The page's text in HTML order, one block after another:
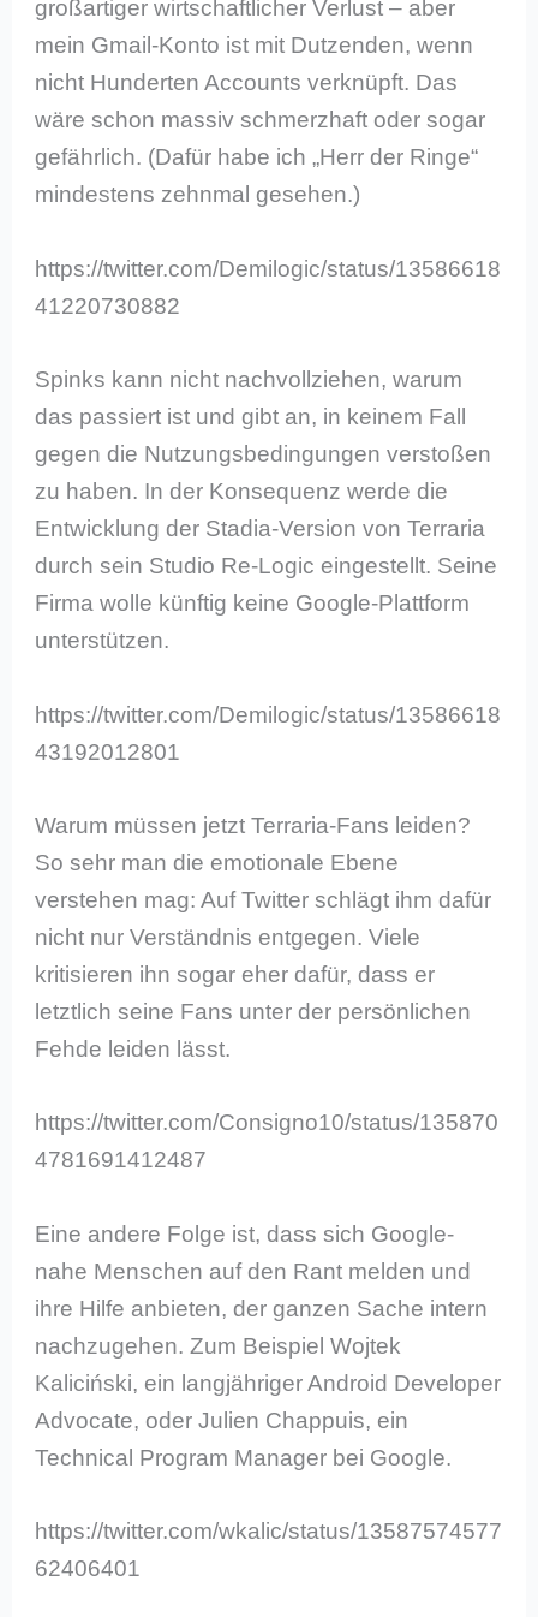
großartiger wirtschaftlicher Verlust – aber
mein Gmail-Konto ist mit Dutzenden, wenn
nicht Hunderten Accounts verknüpft. Das
wäre schon massiv schmerzhaft oder sogar
gefährlich. (Dafür habe ich „Herr der Ringe“
mindestens zehnmal gesehen.)
https://twitter.com/Demilogic/status/13586618
41220730882
Spinks kann nicht nachvollziehen, warum
das passiert ist und gibt an, in keinem Fall
gegen die Nutzungsbedingungen verstoßen
zu haben. In der Konsequenz werde die
Entwicklung der Stadia-Version von Terraria
durch sein Studio Re-Logic eingestellt. Seine
Firma wolle künftig keine Google-Plattform
unterstützen.
https://twitter.com/Demilogic/status/13586618
43192012801
Warum müssen jetzt Terraria-Fans leiden?
So sehr man die emotionale Ebene
verstehen mag: Auf Twitter schlägt ihm dafür
nicht nur Verständnis entgegen. Viele
kritisieren ihn sogar eher dafür, dass er
letztlich seine Fans unter der persönlichen
Fehde leiden lässt.
https://twitter.com/Consigno10/status/135870
4781691412487
Eine andere Folge ist, dass sich Google-
nahe Menschen auf den Rant melden und
ihre Hilfe anbieten, der ganzen Sache intern
nachzugehen. Zum Beispiel Wojtek
Kaliciński, ein langjähriger Android Developer
Advocate, oder Julien Chappuis, ein
Technical Program Manager bei Google.
https://twitter.com/wkalic/status/13587574577
62406401